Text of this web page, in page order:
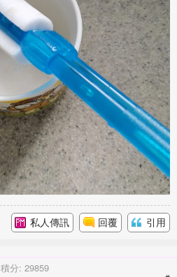
私人傳訊 回覆 引用
積分: 29859